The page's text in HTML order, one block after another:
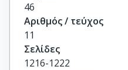
46
Αριθμός / τεύχος
11
Σελίδες
1216-1222